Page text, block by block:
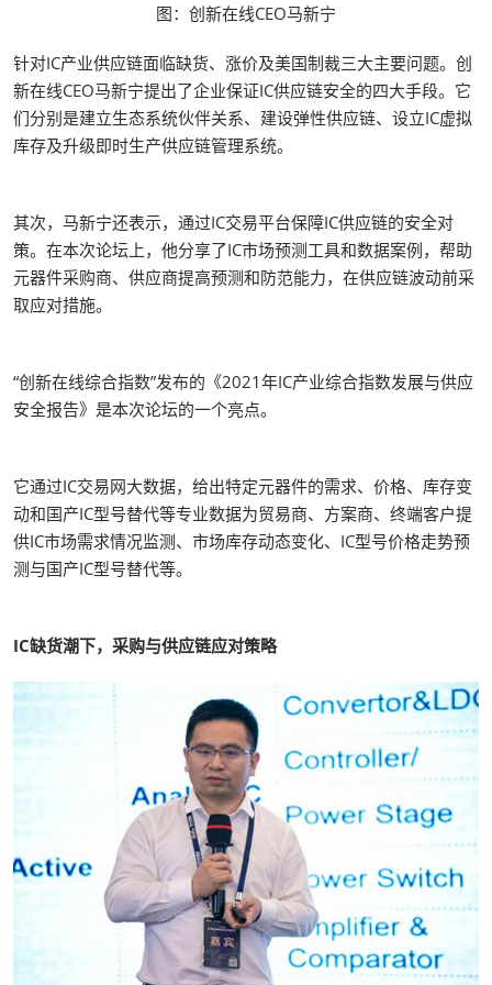
图：创新在线CEO马新宁
针对IC产业供应链面临缺货、涨价及美国制裁三大主要问题。创
新在线CEO马新宁提出了企业保证IC供应链安全的四大手段。它
们分别是建立生态系统伙伴关系、建设弹性供应链、设立IC虚拟
库存及升级即时生产供应链管理系统。
其次，马新宁还表示，通过IC交易平台保障IC供应链的安全对
策。在本次论坛上，他分享了IC市场预测工具和数据案例，帮助
元器件采购商、供应商提高预测和防范能力，在供应链波动前采
取应对措施。
“创新在线综合指数”发布的《2021年IC产业综合指数发展与供应
安全报告》是本次论坛的一个亮点。
它通过IC交易网大数据，给出特定元器件的需求、价格、库存变
动和国产IC型号替代等专业数据为贸易商、方案商、终端客户提
供IC市场需求情况监测、市场库存动态变化、IC型号价格走势预
测与国产IC型号替代等。
IC缺货潮下，采购与供应链应对策略